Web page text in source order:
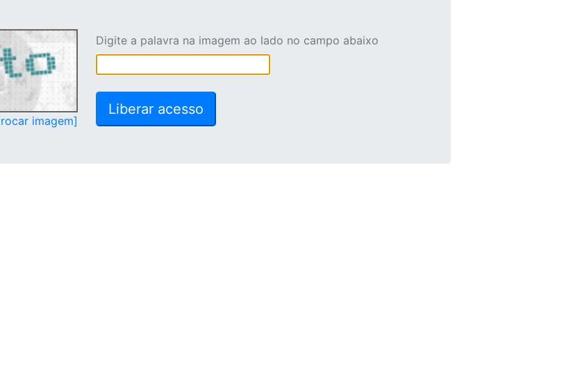
imagem]
Digite a palavra na imagem ao lado no campo abaixo